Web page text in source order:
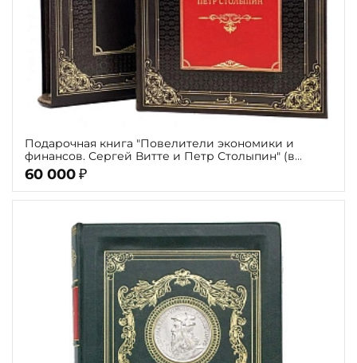
Подарочная книга "Повелители экономики и
финансов. Сергей Витте и Петр Столыпин" (в
футляре)
60 000 ₽